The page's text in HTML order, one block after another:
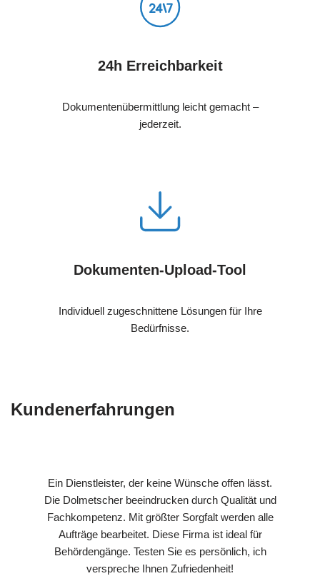
24h Erreichbarkeit
Dokumentenübermittlung leicht gemacht –
jederzeit.
Dokumenten-Upload-Tool
Individuell zugeschnittene Lösungen für Ihre
Bedürfnisse.
Kundenerfahrungen
Ein Dienstleister, der keine Wünsche offen lässt.
Die Dolmetscher beeindrucken durch Qualität und
Fachkompetenz. Mit größter Sorgfalt werden alle
Aufträge bearbeitet. Diese Firma ist ideal für
Behördengänge. Testen Sie es persönlich, ich
verspreche Ihnen Zufriedenheit!